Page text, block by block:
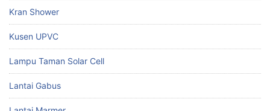
Kran Shower
Kusen UPVC
Lampu Taman Solar Cell
Lantai Gabus